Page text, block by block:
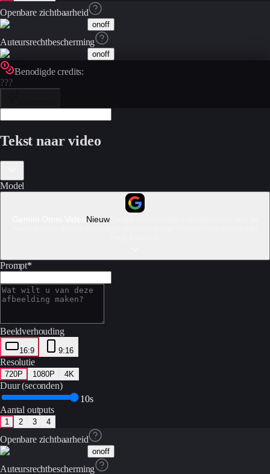
Openbare zichtbaarheid
onoff
Auteursrechtbescherming
onoff
Benodigde credits:
???
Tekst naar video
Model
NieuwGoogle multimodale videogeneratie met de
Prompt*
Beeldverhouding
16:9 9:16
Resolutie
720P 1080P 4K
Duur (seconden)
10s
Aantal outputs
1 2 3 4
Openbare zichtbaarheid
onoff
Auteursrechtbescherming